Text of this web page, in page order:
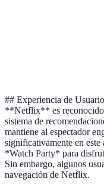
## Experiencia de
**Netflix** es
sistema de
mantiene al espectador
significativamente en
*Watch Party* para
Sin embargo, algunos
navegación de Netflix.